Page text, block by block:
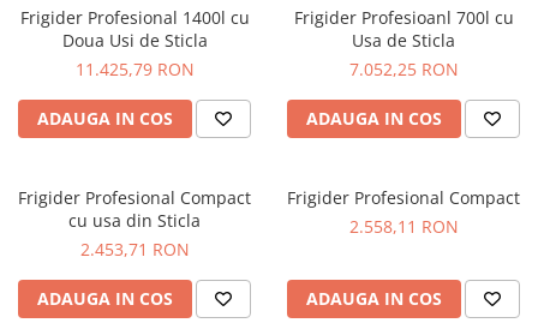
Esoressoare ExpertEquip
ExpertEquip
Malaxoare
Mese Inox
Vitrina Rece Panoramica Vita
Frigider Profesional 1400l cu
Doua Usi de Sticla
11.425,79 RON
ADAUGA IN COS
Frigider Profesioanl 700l cu
Usa de Sticla
7.052,25 RON
ADAUGA IN COS
Frigider Profesional Compact
cu usa din Sticla
2.453,71 RON
ADAUGA IN COS
Frigider Profesional Compact
2.558,11 RON
ADAUGA IN COS